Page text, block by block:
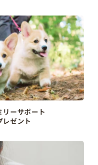
リーサポート
レゼント